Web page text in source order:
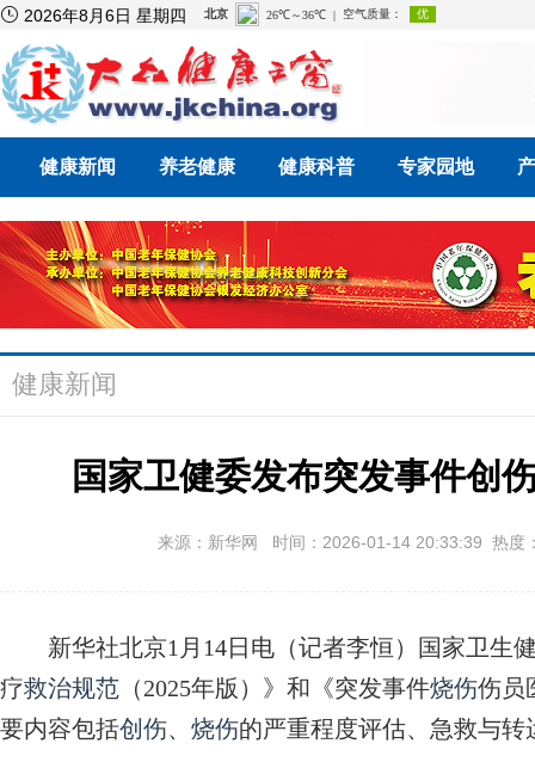
 2026年8月6日 星期四
健康新闻 养老健康 健康科普 专家园地
健康新闻
国家卫健委发布突发事件创
来源：新华网 时间：2026-01-14 20:33:39 热度
新华社北京1月14日电（记者李恒）国家卫生
疗救治规范 （2025年版）》和《突发事件烧伤伤员
要内容包括创伤、 烧伤的严重程度评估、急救与